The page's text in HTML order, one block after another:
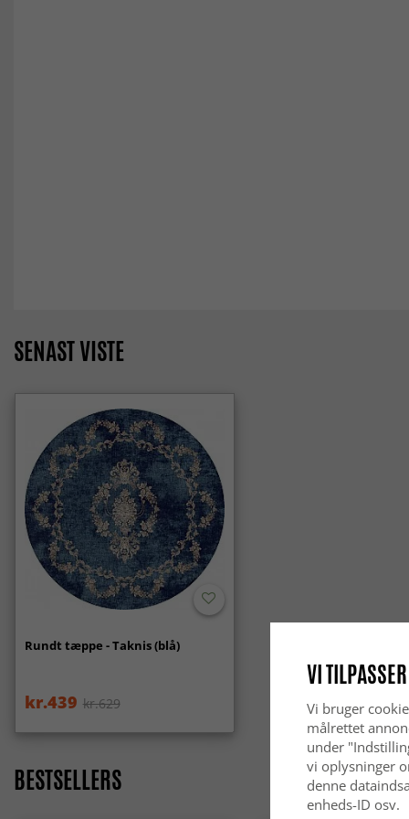
SENAST VISTE
Rundt tæppe - Taknis (blå)
kr.439 kr.629
BESTSELLERS
VI
Vi bruger
målrettet
under
vi oplysninger
denne
enheds-ID osv.